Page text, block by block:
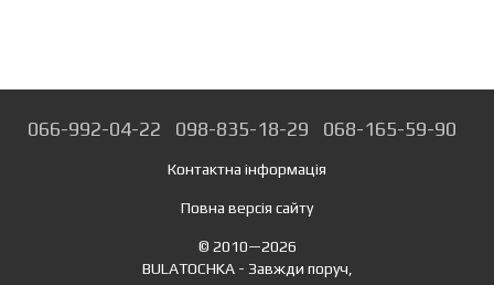
066-992-04-22 098-835-18-29 068-165-59-90
Контактна інформація
Повна версія сайту
© 2010—2026
BULATOCHKA - Завжди поруч,